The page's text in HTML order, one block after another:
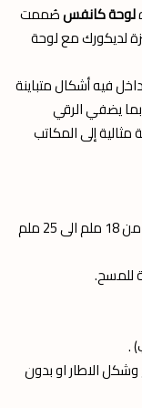
لوحة كانفسصُممت
لديكورك مع لوحة
فيه أشكال متباينة
بما يضفي الرقي
إلى المكاتب
ملم
للمسح.
.
وشكل الاطار او بدون